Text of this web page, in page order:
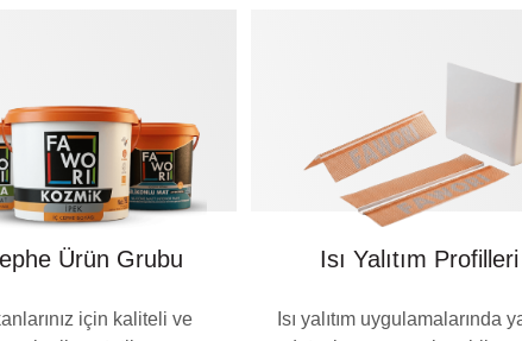
Ürün Grubu
için kaliteli ve
Isı Yalıtım Profilleri
Isı yalıtım uygulamalarında